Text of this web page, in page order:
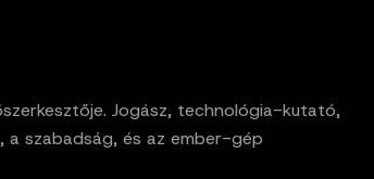
Jogász, technológia-kutató,
a szabadság, és az ember-gép